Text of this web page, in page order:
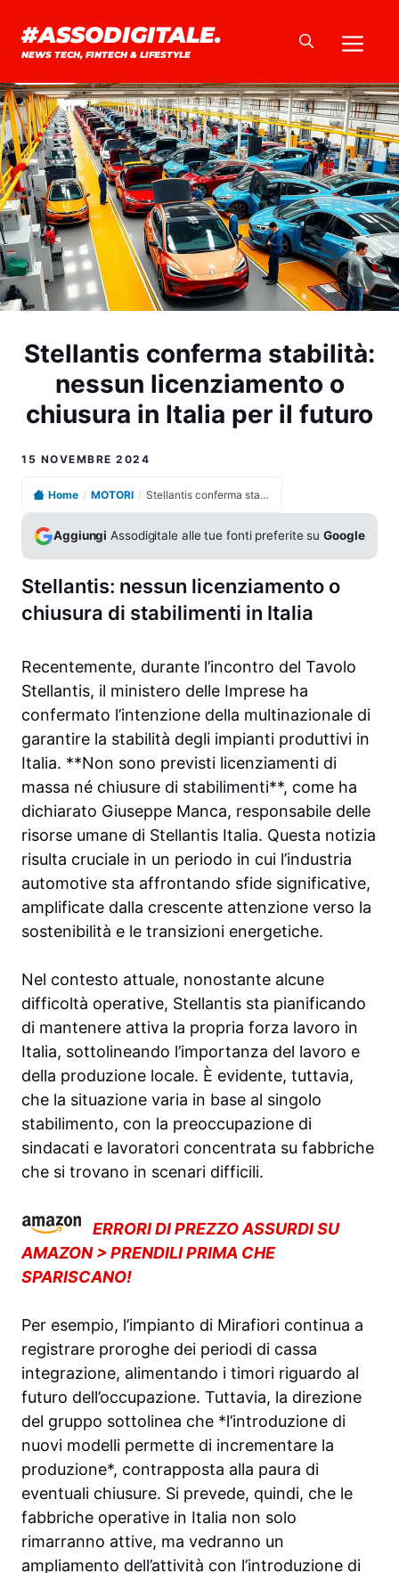
contenuto
#ASSODIGITALE.
NEWS TECH, FINTECH & LIFESTYLE
Stellantis conferma stabilità:
nessun licenziamento o
chiusura in Italia per il futuro
15 NOVEMBRE 2024
Home / MOTORI / Stellantis conferma stabilità: nessun licenziamento o chiusura in Italia per il futuro
Aggiungi Assodigitale alle tue fonti preferite suGoogle
Stellantis: nessun licenziamento o
chiusura di stabilimenti in Italia
Recentemente, durante l’incontro del Tavolo
Stellantis, il ministero delle Imprese ha
confermato l’intenzione della multinazionale di
garantire la stabilità degli impianti produttivi in
Italia. **Non sono previsti licenziamenti di
massa né chiusure di stabilimenti**, come ha
dichiarato Giuseppe Manca, responsabile delle
risorse umane di Stellantis Italia. Questa notizia
risulta cruciale in un periodo in cui l’industria
automotive sta affrontando sfide significative,
amplificate dalla crescente attenzione verso la
sostenibilità e le transizioni energetiche.
Nel contesto attuale, nonostante alcune
difficoltà operative, Stellantis sta pianificando
di mantenere attiva la propria forza lavoro in
Italia, sottolineando l’importanza del lavoro e
della produzione locale. È evidente, tuttavia,
che la situazione varia in base al singolo
stabilimento, con la preoccupazione di
sindacati e lavoratori concentrata su fabbriche
che si trovano in scenari difficili.
ERRORI DI PREZZO ASSURDI SU
AMAZON > PRENDILI PRIMA CHE
SPARISCANO!
Per esempio, l’impianto di Mirafiori continua a
registrare proroghe dei periodi di cassa
integrazione, alimentando i timori riguardo al
futuro dell’occupazione. Tuttavia, la direzione
del gruppo sottolinea che *l’introduzione di
nuovi modelli permette di incrementare la
produzione*, contrapposta alla paura di
eventuali chiusure. Si prevede, quindi, che le
fabbriche operative in Italia non solo
rimarranno attive, ma vedranno un
ampliamento dell’attività con l’introduzione di